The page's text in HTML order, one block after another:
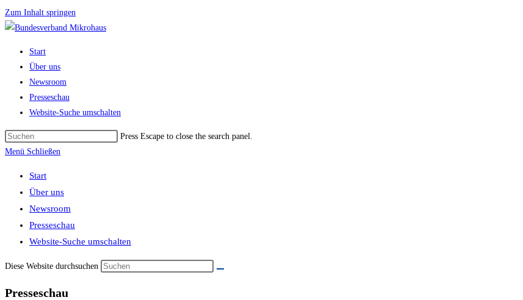
Zum Inhalt springen
Start
Über uns
Newsroom
Presseschau
Website-Suche umschalten
Press Escape to close the search panel.
Menü Schließen
Start
Über uns
Newsroom
Presseschau
Website-Suche umschalten
Diese Website durchsuchen
Presseschau